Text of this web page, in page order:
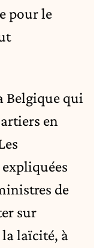
pour le
Belgique qui
en
de
sur
laïcité, à